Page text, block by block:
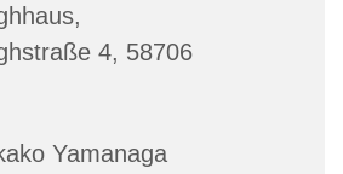
4, 58706
Yamanaga